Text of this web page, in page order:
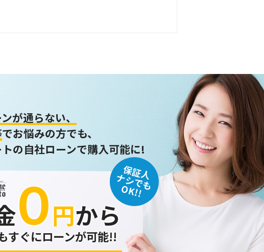
お申し込みなど、当ホームページのサービ
致します。
管理・監督をおこないます。
が通らない、
でお悩みの方でも、
の自社ローンで購入可能に!
保証人
ナシでも
OK!!
０円から
すぐにローンが可能!!